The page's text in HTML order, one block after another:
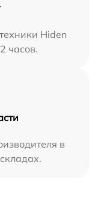
Hiden
часов.
в